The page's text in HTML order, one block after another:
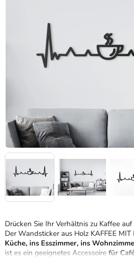
Drücken Sie Ihr Verhältnis zu Kaffee
Der Wandsticker aus Holz KAFFEE
Küche, ins Esszimmer, ins
ist es ein geeignetes Accessoire für